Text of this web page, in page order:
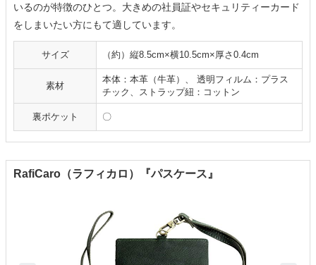
いるのが特徴のひとつ。大きめの社員証やセキュリティーカード
をしまいたい方にもて適しています。
サイズ （約）縦8.5cm×横10.5cm×厚さ0.4cm
素材
本体：本革（牛革）、 透明フィルム：プラス
チック、ストラップ紐：コットン
裏ポケット 〇
RafiCaro（ラフィカロ）『パスケース』